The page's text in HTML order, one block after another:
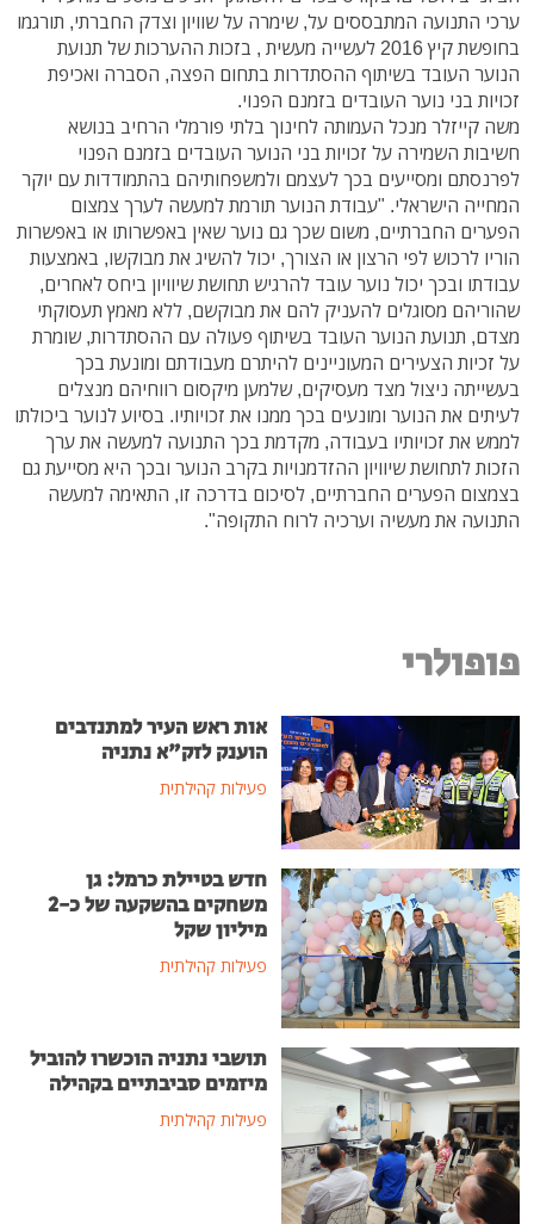
ערכי התנועה המתבססים על, שימרה על שוויון וצדק החברתי, תורגמו
בחופשת קיץ 2016 לעשייה מעשית , בזכות ההערכות של תנועת
הנוער העובד בשיתוף ההסתדרות בתחום הפצה, הסברה ואכיפת
זכויות בני נוער העובדים בזמנם הפנוי.
משה קייזלר מנכל העמותה לחינוך בלתי פורמלי הרחיב בנושא
חשיבות השמירה על זכויות בני הנוער העובדים בזמנם הפנוי
לפרנסתם ומסייעים בכך לעצמם ולמשפחותיהם בהתמודדות עם יוקר
המחייה הישראלי. "עבודת הנוער תורמת למעשה לערך צמצום
הפערים החברתיים, משום שכך גם נוער שאין באפשרותו או באפשרות
הוריו לרכוש לפי הרצון או הצורך, יכול להשיג את מבוקשו, באמצעות
עבודתו ובכך יכול נוער עובד להרגיש תחושת שיוויון ביחס לאחרים,
שהוריהם מסוגלים להעניק להם את מבוקשם, ללא מאמץ תעסוקתי
מצדם, תנועת הנוער העובד בשיתוף פעולה עם ההסתדרות, שומרת
על זכיות הצעירים המעוניינים להיתרם מעבודתם ומונעת בכך
בעשייתה ניצול מצד מעסיקים, שלמען מיקסום רווחיהם מנצלים
לעיתים את הנוער ומונעים בכך ממנו את זכויותיו. בסיוע לנוער ביכולתו
לממש את זכויותיו בעבודה, מקדמת בכך התנועה למעשה את ערך
הזכות לתחושת שיוויון ההזדמנויות בקרב הנוער ובכך היא מסייעת גם
בצמצום הפערים החברתיים, לסיכום בדרכה זו, התאימה למעשה
התנועה את מעשיה וערכיה לרוח התקופה".
פופולרי
אות ראש העיר למתנדבים
הוענק לזק"א נתניה
פעילות קהילתית
חדש בטיילת כרמל: גן
משחקים בהשקעה של כ-2
מיליון שקל
פעילות קהילתית
תושבי נתניה הוכשרו להוביל
מיזמים סביבתיים בקהילה
פעילות קהילתית